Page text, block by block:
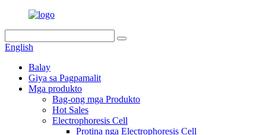
English
Balay
Giya sa Pagpamalit
Mga produkto
Bag-ong mga Produkto
Hot Sales
Electrophoresis Cell
Protina nga Electrophoresis Cell